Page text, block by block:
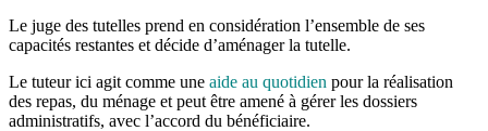
Le juge des tutelles prend en considération l’ensemble de ses
capacités restantes et décide d’aménager la tutelle.
Le tuteur ici agit comme une aide au quotidien pour la réalisation
des repas, du ménage et peut être amené à gérer les dossiers
administratifs, avec l’accord du bénéficiaire.